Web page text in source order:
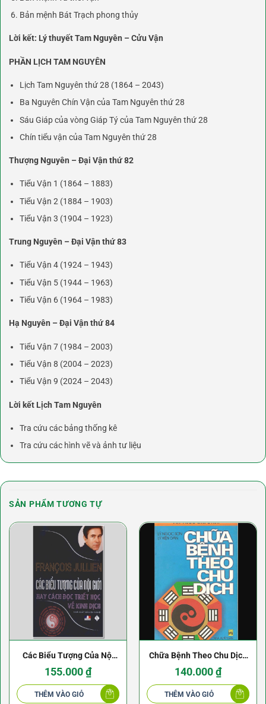
Bản mệnh Bát Trạch phong thủy
Lời kết: Lý thuyết Tam Nguyên – Cửu Vận
PHẦN LỊCH TAM NGUYÊN
Lịch Tam Nguyên thứ 28 (1864 – 2043)
Ba Nguyên Chín Vận của Tam Nguyên thứ 28
Sáu Giáp của vòng Giáp Tý của Tam Nguyên thứ 28
Chín tiểu vận của Tam Nguyên thứ 28
Thượng Nguyên – Đại Vận thứ 82
Tiểu Vận 1 (1864 – 1883)
Tiểu Vận 2 (1884 – 1903)
Tiểu Vận 3 (1904 – 1923)
Trung Nguyên – Đại Vận thứ 83
Tiểu Vận 4 (1924 – 1943)
Tiểu Vận 5 (1944 – 1963)
Tiểu Vận 6 (1964 – 1983)
Hạ Nguyên – Đại Vận thứ 84
Tiểu Vận 7 (1984 – 2003)
Tiểu Vận 8 (2004 – 2023)
Tiểu Vận 9 (2024 – 2043)
Lời kết Lịch Tam Nguyên
Tra cứu các bảng thống kê
Tra cứu các hình vẽ và ảnh tư liệu
SẢN PHẨM TƯƠNG TỰ
Các Biểu Tượng Của Nội
Giới Hay Cách Đọc Triết
Học Về Kinh Dịch
155.000₫
THÊM VÀO GIỎ
Chữa Bệnh Theo Chu Dịch
– Lý Ngọc Sơn & Lý Kiện
Dân
140.000₫
THÊM VÀO GIỎ